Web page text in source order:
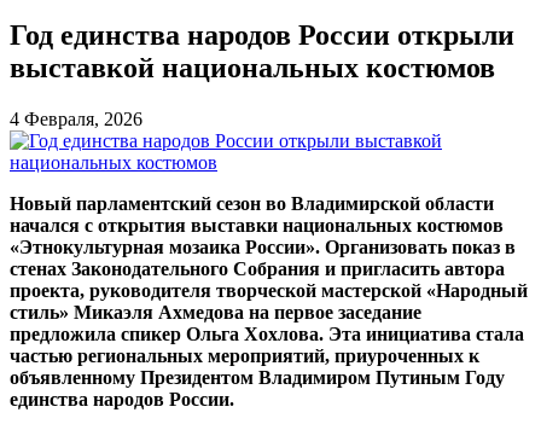
Год единства народов России открыли
выставкой национальных костюмов
4 Февраля, 2026
Новый парламентский сезон во Владимирской области
начался с открытия выставки национальных костюмов
«Этнокультурная мозаика России». Организовать показ в
стенах Законодательного Собрания и пригласить автора
проекта, руководителя творческой мастерской «Народный
стиль» Микаэля Ахмедова на первое заседание
предложила спикер Ольга Хохлова. Эта инициатива стала
частью региональных мероприятий, приуроченных к
объявленному Президентом Владимиром Путиным Году
единства народов России.